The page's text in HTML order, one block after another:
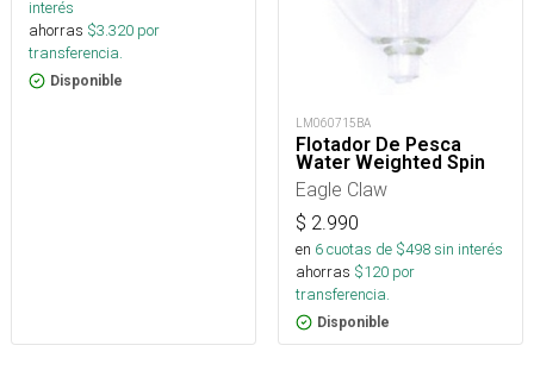
interés
ahorras $3.320 por
transferencia.
Disponible
LM060715BA
Flotador De Pesca
Water Weighted Spin
Eagle Claw
$ 2.990
en 6cuotas de $498sin interés
ahorras $120 por
transferencia.
Disponible